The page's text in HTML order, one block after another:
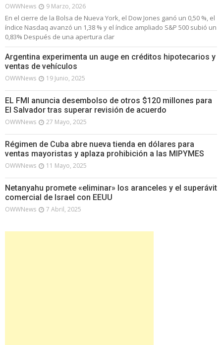
OWWNews 9 Marzo, 2026
En el cierre de la Bolsa de Nueva York, el Dow Jones ganó un 0,50 %, el
índice Nasdaq avanzó un 1,38 % y el índice ampliado S&P 500 subió un
0,83% Después de una apertura clar
Argentina experimenta un auge en créditos hipotecarios y
ventas de vehículos
OWWNews 19 Junio, 2025
EL FMI anuncia desembolso de otros $120 millones para
El Salvador tras superar revisión de acuerdo
OWWNews 27 Mayo, 2025
Régimen de Cuba abre nueva tienda en dólares para
ventas mayoristas y aplaza prohibición a las MIPYMES
OWWNews 11 Mayo, 2025
Netanyahu promete «eliminar» los aranceles y el superávit
comercial de Israel con EEUU
OWWNews 7 Abril, 2025